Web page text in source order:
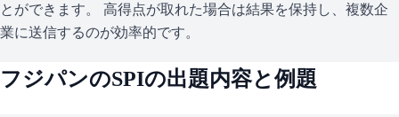
とができます。 高得点が取れた場合は結果を保持し、複数企
業に送信するのが効率的です。
フジパンのSPIの出題内容と例題